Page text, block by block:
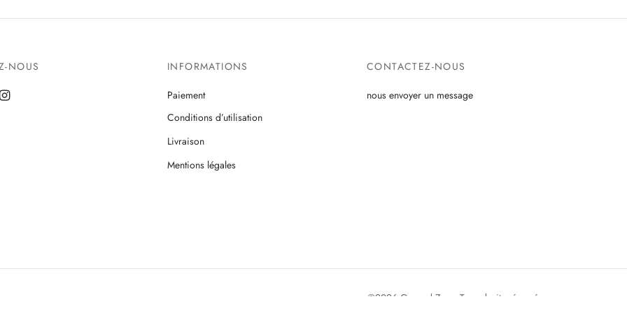
NOUS INFORMATIONS
Paiement
Conditions d’utilisation
Livraison
Mentions légales
CONTACTEZ-NOUS
nous envoyer un message
©2026 Ground Zero. Tous droits réservés.